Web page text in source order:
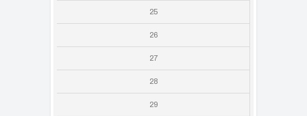
25
26
27
28
29